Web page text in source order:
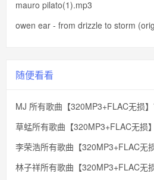
mauro pilato(1).mp3
owen ear - from drizzle to storm
随便看看
MJ 所有歌曲【320MP3+FLAC无损
草蜢所有歌曲【320MP3+FLAC无损
李荣浩所有歌曲【320MP3+FLAC无
林子祥所有歌曲【320MP3+FLAC无